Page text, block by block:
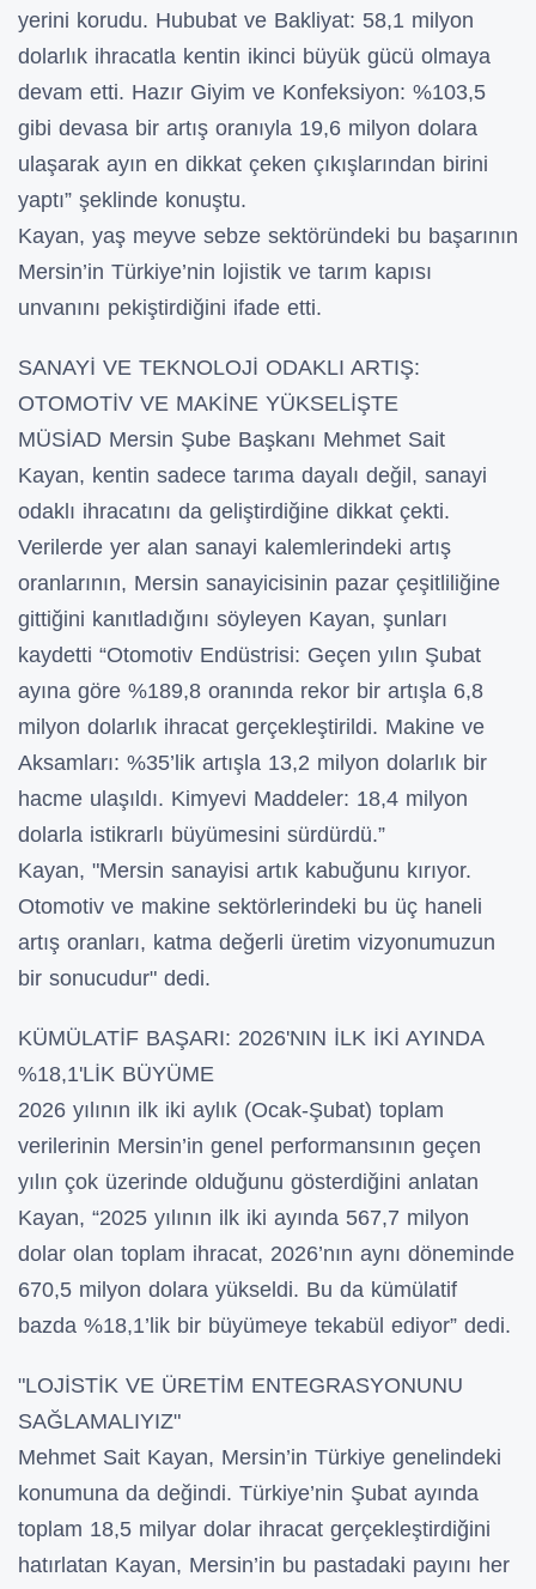
yerini korudu. Hububat ve Bakliyat: 58,1 milyon
dolarlık ihracatla kentin ikinci büyük gücü olmaya
devam etti. Hazır Giyim ve Konfeksiyon: %103,5
gibi devasa bir artış oranıyla 19,6 milyon dolara
ulaşarak ayın en dikkat çeken çıkışlarından birini
yaptı” şeklinde konuştu.
Kayan, yaş meyve sebze sektöründeki bu başarının
Mersin’in Türkiye’nin lojistik ve tarım kapısı
unvanını pekiştirdiğini ifade etti.
SANAYİ VE TEKNOLOJİ ODAKLI ARTIŞ:
OTOMOTİV VE MAKİNE YÜKSELİŞTE
MÜSİAD Mersin Şube Başkanı Mehmet Sait
Kayan, kentin sadece tarıma dayalı değil, sanayi
odaklı ihracatını da geliştirdiğine dikkat çekti.
Verilerde yer alan sanayi kalemlerindeki artış
oranlarının, Mersin sanayicisinin pazar çeşitliliğine
gittiğini kanıtladığını söyleyen Kayan, şunları
kaydetti “Otomotiv Endüstrisi: Geçen yılın Şubat
ayına göre %189,8 oranında rekor bir artışla 6,8
milyon dolarlık ihracat gerçekleştirildi. Makine ve
Aksamları: %35’lik artışla 13,2 milyon dolarlık bir
hacme ulaşıldı. Kimyevi Maddeler: 18,4 milyon
dolarla istikrarlı büyümesini sürdürdü.”
Kayan, "Mersin sanayisi artık kabuğunu kırıyor.
Otomotiv ve makine sektörlerindeki bu üç haneli
artış oranları, katma değerli üretim vizyonumuzun
bir sonucudur" dedi.
KÜMÜLATİF BAŞARI: 2026'NIN İLK İKİ AYINDA
%18,1'LİK BÜYÜME
2026 yılının ilk iki aylık (Ocak-Şubat) toplam
verilerinin Mersin’in genel performansının geçen
yılın çok üzerinde olduğunu gösterdiğini anlatan
Kayan, “2025 yılının ilk iki ayında 567,7 milyon
dolar olan toplam ihracat, 2026’nın aynı döneminde
670,5 milyon dolara yükseldi. Bu da kümülatif
bazda %18,1’lik bir büyümeye tekabül ediyor” dedi.
"LOJİSTİK VE ÜRETİM ENTEGRASYONUNU
SAĞLAMALIYIZ"
Mehmet Sait Kayan, Mersin’in Türkiye genelindeki
konumuna da değindi. Türkiye’nin Şubat ayında
toplam 18,5 milyar dolar ihracat gerçekleştirdiğini
hatırlatan Kayan, Mersin’in bu pastadaki payını her